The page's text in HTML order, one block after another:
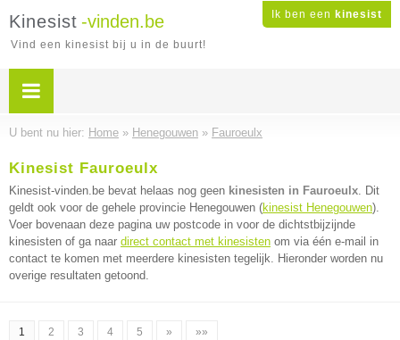
Ik ben een kinesist
Kinesist -vinden.be
Vind een kinesist bij u in de buurt!
U bent nu hier: Home » Henegouwen » Fauroeulx
Kinesist Fauroeulx
Kinesist-vinden.be bevat helaas nog geen kinesisten in Fauroeulx. Dit
geldt ook voor de gehele provincie Henegouwen (kinesist Henegouwen).
Voer bovenaan deze pagina uw postcode in voor de dichtstbijzijnde
kinesisten of ga naar direct contact met kinesisten om via één e-mail in
contact te komen met meerdere kinesisten tegelijk. Hieronder worden nu
overige resultaten getoond.
1 2 3 4 5 » »»